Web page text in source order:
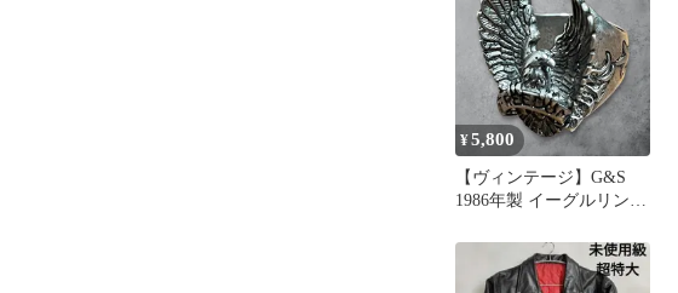
¥5,800
【ヴィンテージ】G&S
1986年製 イーグルリング
カラー